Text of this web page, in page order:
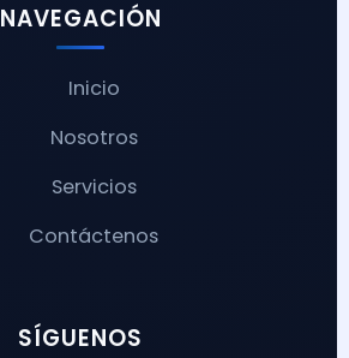
NAVEGACIÓN
Inicio
Nosotros
Servicios
Contáctenos
SÍGUENOS